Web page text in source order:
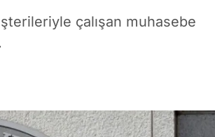
çalışan muhasebe